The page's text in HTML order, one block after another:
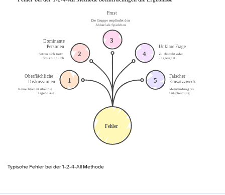
Typische Fehler bei der 1-2-4-All Methode